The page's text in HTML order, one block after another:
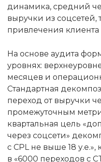
динамика, средний
выручки из соцсетей,
привлечения
На основе аудита
уровнях:
месяцев и
Стандартная
переход от выручки
промежуточным
квартальная цель
через соцсети»
с CPL не выше 18
в «6000 переходов с